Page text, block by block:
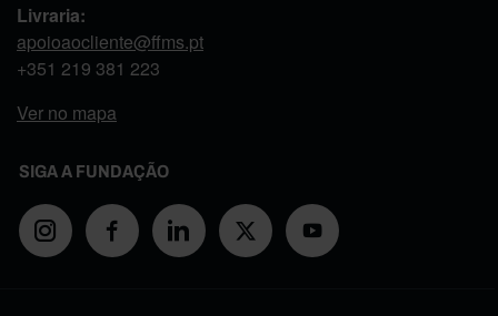
Livraria:
apoioaocliente@ffms.pt
+351 219 381 223
Ver no mapa
SIGA A FUNDAÇÃO